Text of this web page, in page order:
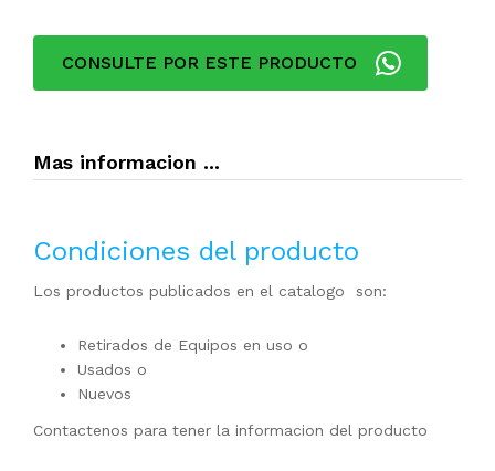
CONSULTE POR ESTE PRODUCTO
Mas informacion ...
Condiciones del producto
Los productos publicados en el catalogo son:
Retirados de Equipos en uso o
Usados o
Nuevos
Contactenos para tener la informacion del producto